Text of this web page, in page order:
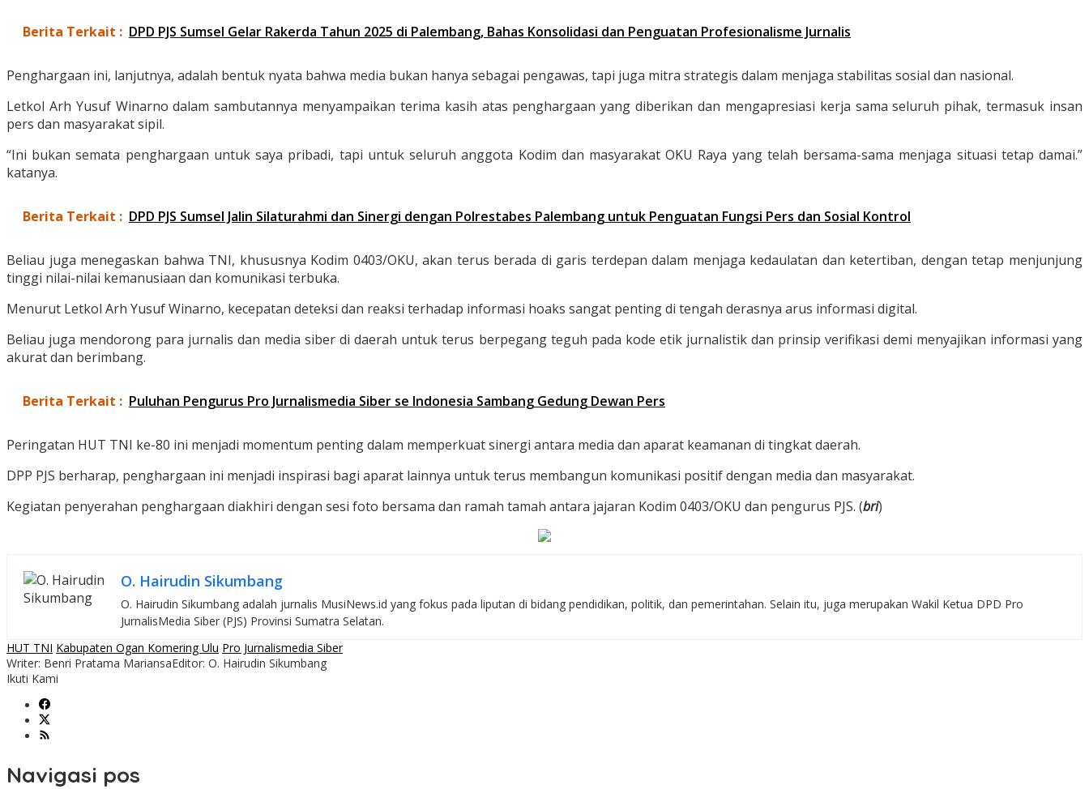
Berita Terkait : DPD PJS Sumsel Gelar Rakerda Tahun 2025 di Palembang, Bahas Konsolidasi dan Penguatan Profesionalisme Jurnalis
Penghargaan ini, lanjutnya, adalah bentuk nyata bahwa media bukan hanya sebagai pengawas, tapi juga mitra strategis dalam menjaga stabilitas sosial dan nasional.
Letkol Arh Yusuf Winarno dalam sambutannya menyampaikan terima kasih atas penghargaan yang diberikan dan mengapresiasi kerja sama seluruh pihak, termasuk insan
pers dan masyarakat sipil.
“Ini bukan semata penghargaan untuk saya pribadi, tapi untuk seluruh anggota Kodim dan masyarakat OKU Raya yang telah bersama-sama menjaga situasi tetap damai.”
katanya.
Berita Terkait : DPD PJS Sumsel Jalin Silaturahmi dan Sinergi dengan Polrestabes Palembang untuk Penguatan Fungsi Pers dan Sosial Kontrol
Beliau juga menegaskan bahwa TNI, khususnya Kodim 0403/OKU, akan terus berada di garis terdepan dalam menjaga kedaulatan dan ketertiban, dengan tetap menjunjung
tinggi nilai-nilai kemanusiaan dan komunikasi terbuka.
Menurut Letkol Arh Yusuf Winarno, kecepatan deteksi dan reaksi terhadap informasi hoaks sangat penting di tengah derasnya arus informasi digital.
Beliau juga mendorong para jurnalis dan media siber di daerah untuk terus berpegang teguh pada kode etik jurnalistik dan prinsip verifikasi demi menyajikan informasi yang
akurat dan berimbang.
Berita Terkait : Puluhan Pengurus Pro Jurnalismedia Siber se Indonesia Sambang Gedung Dewan Pers
Peringatan HUT TNI ke-80 ini menjadi momentum penting dalam memperkuat sinergi antara media dan aparat keamanan di tingkat daerah.
DPP PJS berharap, penghargaan ini menjadi inspirasi bagi aparat lainnya untuk terus membangun komunikasi positif dengan media dan masyarakat.
Kegiatan penyerahan penghargaan diakhiri dengan sesi foto bersama dan ramah tamah antara jajaran Kodim 0403/OKU dan pengurus PJS. (bri)
O. Hairudin Sikumbang
O. Hairudin Sikumbang adalah jurnalis MusiNews.id yang fokus pada liputan di bidang pendidikan, politik, dan pemerintahan. Selain itu, juga merupakan Wakil Ketua DPD Pro
JurnalisMedia Siber (PJS) Provinsi Sumatra Selatan.
HUT TNI Kabupaten Ogan Komering Ulu Pro Jurnalismedia Siber
Writer: Benri Pratama MariansaEditor: O. Hairudin Sikumbang
Ikuti Kami
Navigasi pos